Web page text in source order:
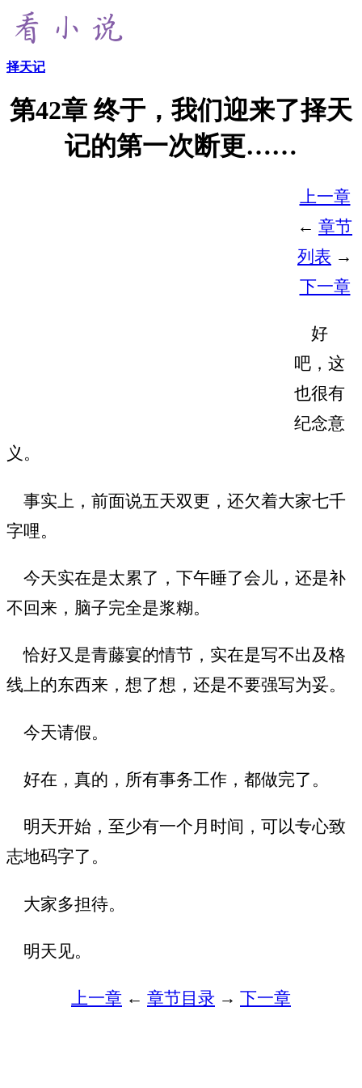
择天记
第42章 终于，我们迎来了择天
记的第一次断更……
上一章
← 章节
列表 →
下一章
好
吧，这
也很有
纪念意
义。
事实上，前面说五天双更，还欠着大家七千
字哩。
今天实在是太累了，下午睡了会儿，还是补
不回来，脑子完全是浆糊。
恰好又是青藤宴的情节，实在是写不出及格
线上的东西来，想了想，还是不要强写为妥。
今天请假。
好在，真的，所有事务工作，都做完了。
明天开始，至少有一个月时间，可以专心致
志地码字了。
大家多担待。
明天见。
上一章 ← 章节目录 → 下一章